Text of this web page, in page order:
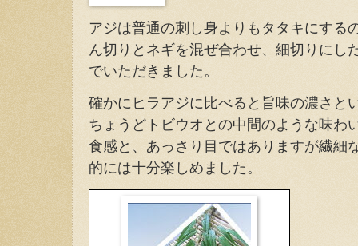
アジは普通の刺し身よりもタタキにする
ん切りとネギを混ぜ合わせ、細切りにし
でいただきました。
確かにヒラアジに比べると旨味の濃さと
ちょうどトビウオとの中間のような味わ
食感と、あっさり目ではありますが繊細
的には十分楽しめました。